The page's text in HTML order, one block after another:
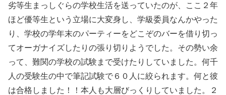
劣等生まっしぐらの学校生活を送っていたのが、ここ２年
ほど優等生という立場に大変身し、学級委員なんかやった
り、学校の学年末のパーティーをどこぞのバーを借り切っ
てオーガナイズしたりの張り切りようでした。その勢い余
って、難関の学校の試験まで受けたりしていました。何千
人の受験生の中で筆記試験で６０人に絞られます。何と彼
は合格しました！！本人も大層びっくりしていました。２